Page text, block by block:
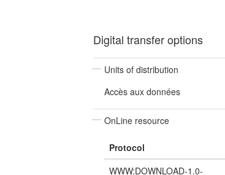
Digital transfer options
Units of distribution
Accès aux données
OnLine resource
Protocol
WWW:DOWNLOAD-1.0-